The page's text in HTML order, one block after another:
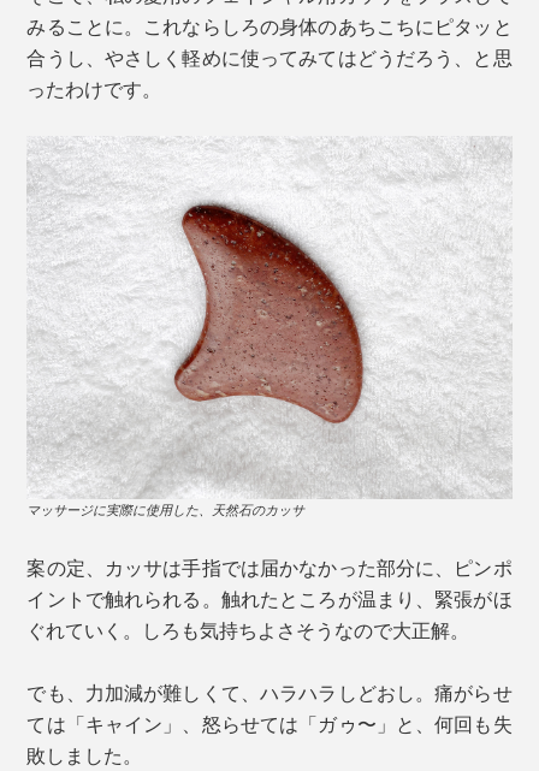
みることに。これならしろの身体のあちこちにピタッと
合うし、やさしく軽めに使ってみてはどうだろう、と思
ったわけです。
マッサージに実際に使用した、天然石のカッサ
案の定、カッサは手指では届かなかった部分に、ピンポ
イントで触れられる。触れたところが温まり、緊張がほ
ぐれていく。しろも気持ちよさそうなので大正解。
でも、力加減が難しくて、ハラハラしどおし。痛がらせ
ては「キャイン」、怒らせては「ガゥ〜」と、何回も失
敗しました。